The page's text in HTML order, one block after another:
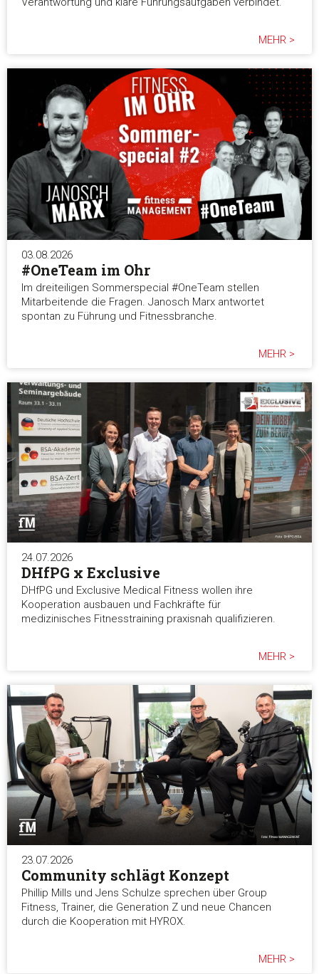
MEHR >
03.08.2026
#OneTeam im Ohr
Im dreiteiligen Sommerspecial #OneTeam stellen
Mitarbeitende die Fragen. Janosch Marx antwortet
spontan zu Führung und Fitnessbranche.
MEHR >
24.07.2026
DHfPG x Exclusive
DHfPG und Exclusive Medical Fitness wollen ihre
Kooperation ausbauen und Fachkräfte für
medizinisches Fitnesstraining praxisnah qualifizieren.
MEHR >
23.07.2026
Community schlägt Konzept
Phillip Mills und Jens Schulze sprechen über Group
Fitness, Trainer, die Generation Z und neue Chancen
durch die Kooperation mit HYROX.
MEHR >